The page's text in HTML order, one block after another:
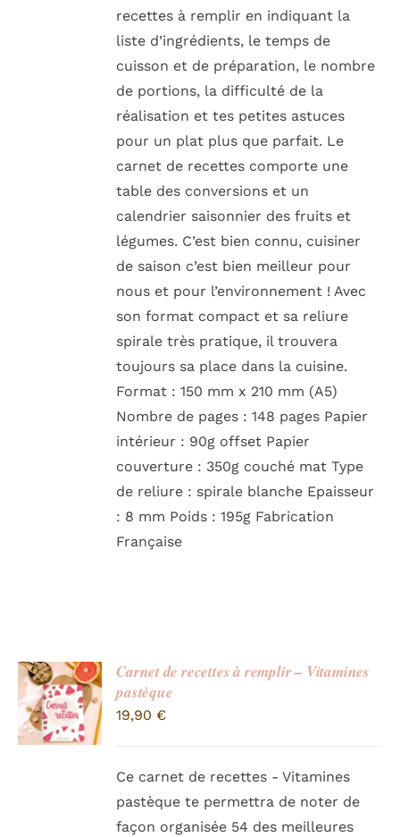
recettes à remplir en indiquant la
liste d’ingrédients, le temps de
cuisson et de préparation, le nombre
de portions, la difficulté de la
réalisation et tes petites astuces
pour un plat plus que parfait. Le
carnet de recettes comporte une
table des conversions et un
calendrier saisonnier des fruits et
légumes. C’est bien connu, cuisiner
de saison c’est bien meilleur pour
nous et pour l’environnement ! Avec
son format compact et sa reliure
spirale très pratique, il trouvera
toujours sa place dans la cuisine.
Format : 150 mm x 210 mm (A5)
Nombre de pages : 148 pages Papier
intérieur : 90g offset Papier
couverture : 350g couché mat Type
de reliure : spirale blanche Epaisseur
: 8 mm Poids : 195g Fabrication
Française
Carnet de recettes à remplir – Vitamines
pastèque
19,90 €
Ce carnet de recettes - Vitamines
pastèque te permettra de noter de
façon organisée 54 des meilleures